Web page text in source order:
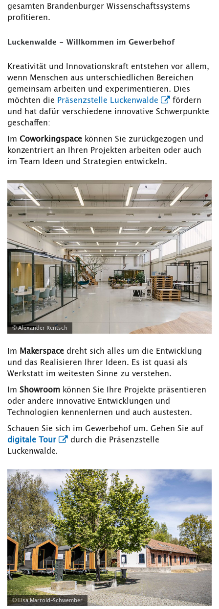
gesamten Brandenburger Wissenschaftssystems
profitieren.
Luckenwalde - Willkommen im Gewerbehof
Kreativität und Innovationskraft entstehen vor allem,
wenn Menschen aus unterschiedlichen Bereichen
gemeinsam arbeiten und experimentieren. Dies
möchten die Präsenzstelle Luckenwalde
fördern
und hat dafür verschiedene innovative Schwerpunkte
geschaffen:
Im Coworkingspace können Sie zurückgezogen und
konzentriert an Ihren Projekten arbeiten oder auch
im Team Ideen und Strategien entwickeln.
© Alexander Rentsch
Im Makerspace dreht sich alles um die Entwicklung
und das Realisieren Ihrer Ideen. Es ist quasi als
Werkstatt im weitesten Sinne zu verstehen.
Im Showroom können Sie Ihre Projekte präsentieren
oder andere innovative Entwicklungen und
Technologien kennenlernen und auch austesten.
Schauen Sie sich im Gewerbehof um. Gehen Sie auf
digitale Tour
durch die Präsenzstelle
Luckenwalde.
© Lisa Marrold-Schwember